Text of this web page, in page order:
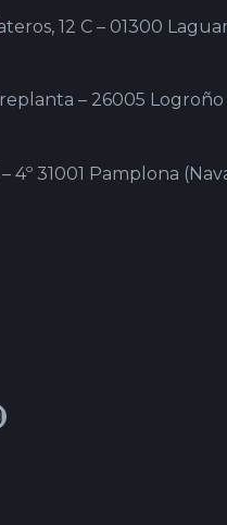
12 C – 01300
– 26005 Logroño
4º 31001 Pamplona